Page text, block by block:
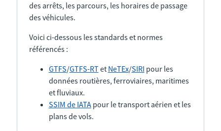
des arrêts, les parcours, les horaires de passage
des véhicules.
Voici ci-dessous les standards et normes
référencés :
GTFS/GTFS-RTet NeTEx/SIRI pour les
données routières, ferroviaires, maritimes
et fluviaux.
SSIM de IATApour le transport aérien et les
plans de vols.